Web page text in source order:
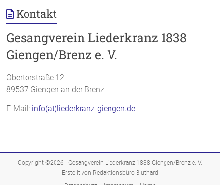
Kontakt
Gesangverein Liederkranz 1838
Giengen/Brenz e. V.
Obertorstraße 12
89537 Giengen an der Brenz
E-Mail: info(at)liederkranz-giengen.de
Copyright ©2026 - Gesangverein Liederkranz 1838 Giengen/Brenz e. V.
Erstellt von Redaktionsbüro Bluthard